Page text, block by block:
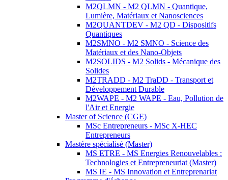
M2QLMN - M2 QLMN - Quantique,
Lumière, Matériaux et Nanosciences
M2QUANTDEV - M2 QD - Dispositifs
Quantiques
M2SMNO - M2 SMNO - Science des
Matériaux et des Nano-Objets
M2SOLIDS - M2 Solids - Mécanique des
Solides
M2TRADD - M2 TraDD - Transport et
Développement Durable
M2WAPE - M2 WAPE - Eau, Pollution de
l'Air et Energie
Master of Science (CGE)
MSc Entrepreneurs - MSc X-HEC
Entrepreneurs
Mastère spécialisé (Master)
MS ETRE - MS Energies Renouvelables :
Technologies et Entrepreneuriat (Master)
MS IE - MS Innovation et Entreprenariat